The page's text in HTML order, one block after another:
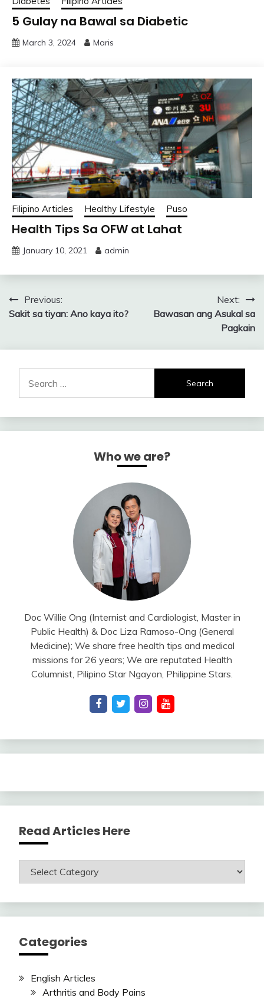
5 Gulay na Bawal sa Diabetic
March 3, 2024 Maris
Filipino Articles Healthy Lifestyle Puso
Health Tips Sa OFW at Lahat
January 10, 2021 admin
Post
navigation
Previous:
Sakit sa tiyan: Ano kaya ito?
Next:
Bawasan ang Asukal sa
Pagkain
for:
Who we are?
Doc Willie Ong (Internist and Cardiologist, Master in
Public Health) & Doc Liza Ramoso-Ong (General
Medicine); We share free health tips and medical
missions for 26 years; We are reputated Health
Columnist, Pilipino Star Ngayon, Philippine Stars.
Read Articles Here
Read
Articles
Categories
English Articles
Arthritis and Body Pains